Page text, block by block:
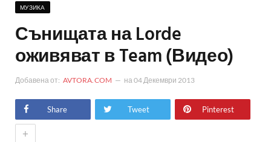
МУЗИКА
Сънищата на Lorde
оживяват в Team (Видео)
Добавена от: AVTORA.COM на04 Декември 2013
Share Tweet Pinterest
+